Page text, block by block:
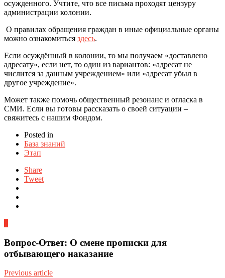
осужденного. Учтите, что все письма проходят цензуру
администрации колонии.
О правилах обращения граждан в иные официальные органы
можно ознакомиться здесь.
Если осуждённый в колонии, то мы получаем «доставлено
адресату», если нет, то один из вариантов: «адресат не
числится за данным учреждением» или «адресат убыл в
другое учреждение».
Может также помочь общественный резонанс и огласка в
СМИ. Если вы готовы рассказать о своей ситуации –
свяжитесь с нашим Фондом.
Posted in
База знаний
Этап
Share
Tweet
Вопрос-Ответ: О смене прописки для
отбывающего наказание
Previous article